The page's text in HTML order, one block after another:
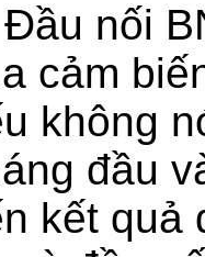
nối
cảm
không
đầu
kết quả